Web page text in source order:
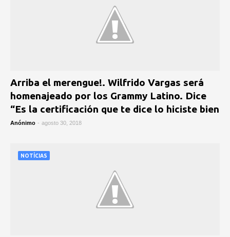
Arriba el merengue!. Wilfrido Vargas será
homenajeado por los Grammy Latino. Dice
“Es la certificación que te dice lo hiciste bien
Anónimo - agosto 30, 2018
NOTÍCIAS